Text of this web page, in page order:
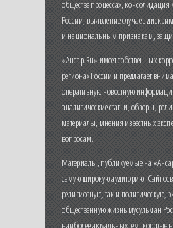
обществе процессах,
России, выявление случаев
и национальным признакам,
«Ансар.Ru» имеет собственных
регионах России и предлагает
оперативную новостную
аналитические статьи, обзоры,
материалы, мнения известных
вопросам.
Материалы, публикуемые на
самую широкую аудиторию. Сайт
религиозную, так и политическую,
общественную жизнь мусульман
наиболее актуальных тем, которые